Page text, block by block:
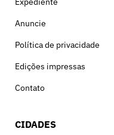
Anuncie
Política de privacidade
Edições impressas
Contato
CIDADES